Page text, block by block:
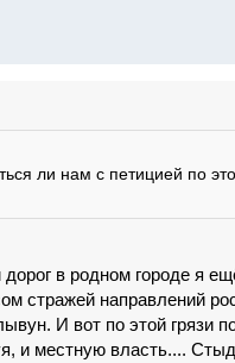
ли нам с петицией по
в родном городе я
стражей направлений
И вот по этой грязи
и местную власть....